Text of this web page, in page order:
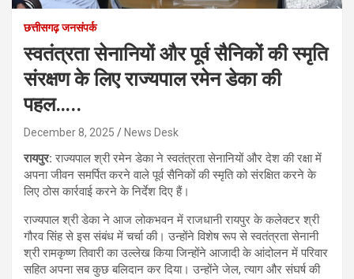
छत्तीसगढ़ जनसंपर्क
स्वतंत्रता सेनानियों और पूर्व सैनिकों की स्मृति
संरक्षण के लिए राज्यपाल रमेन डेका की
पहल…..
December 8, 2025 News Desk
रायपुर:राज्यपाल श्री रमेन डेका ने स्वतंत्रता सेनानियों और देश की रक्षा में
अपना जीवन समर्पित करने वाले पूर्व सैनिकों की स्मृति को संरक्षित करने के
लिए ठोस कार्रवाई करने के निर्देश दिए हैं।
राज्यपाल श्री डेका ने आज लोकभवन में राजधानी रायपुर के कलेक्टर श्री
गौरव सिंह से इस संबंध में चर्चा की। उन्होंने विशेष रूप से स्वतंत्रता सेनानी
श्री रामकृष्ण तिवारी का उल्लेख किया जिन्होंने आजादी के आंदोलन में परिवार
सहित अपना सब कुछ बलिदान कर दिया। उन्होंने जेल, त्याग और संघर्ष की